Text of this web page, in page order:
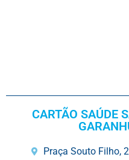
CARTÃO SAÚDE
Praça Souto Filho,